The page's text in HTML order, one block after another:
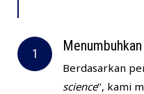
Berdasarkan
science", kami